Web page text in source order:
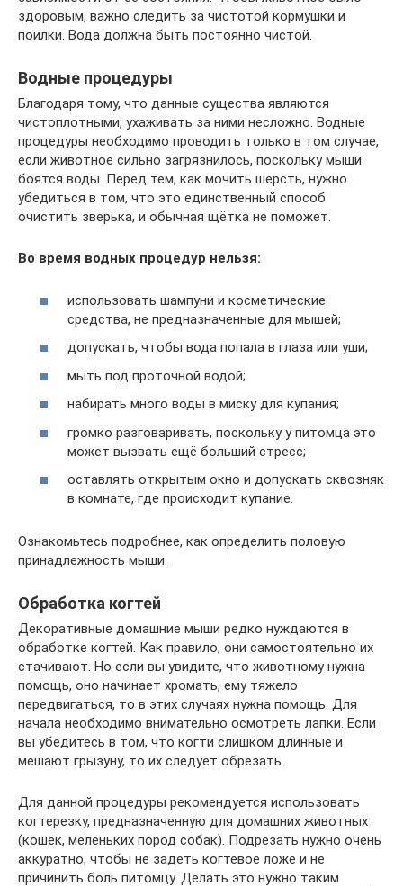
здоровым, важно следить за чистотой кормушки и
поилки. Вода должна быть постоянно чистой.
Водные процедуры
Благодаря тому, что данные существа являются
чистоплотными, ухаживать за ними несложно. Водные
процедуры необходимо проводить только в том случае,
если животное сильно загрязнилось, поскольку мыши
боятся воды. Перед тем, как мочить шерсть, нужно
убедиться в том, что это единственный способ
очистить зверька, и обычная щётка не поможет.
Во время водных процедур нельзя:
использовать шампуни и косметические
средства, не предназначенные для мышей;
допускать, чтобы вода попала в глаза или уши;
мыть под проточной водой;
набирать много воды в миску для купания;
громко разговаривать, поскольку у питомца это
может вызвать ещё больший стресс;
оставлять открытым окно и допускать сквозняк
в комнате, где происходит купание.
Ознакомьтесь подробнее, как определить половую
принадлежность мыши.
Обработка когтей
Декоративные домашние мыши редко нуждаются в
обработке когтей. Как правило, они самостоятельно их
стачивают. Но если вы увидите, что животному нужна
помощь, оно начинает хромать, ему тяжело
передвигаться, то в этих случаях нужна помощь. Для
начала необходимо внимательно осмотреть лапки. Если
вы убедитесь в том, что когти слишком длинные и
мешают грызуну, то их следует обрезать.
Для данной процедуры рекомендуется использовать
когтерезку, предназначенную для домашних животных
(кошек, меленьких пород собак). Подрезать нужно очень
аккуратно, чтобы не задеть когтевое ложе и не
причинить боль питомцу. Делать это нужно таким